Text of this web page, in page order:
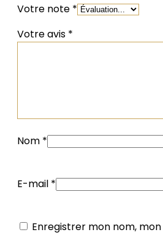
Votre note *
Votre avis *
Nom *
E-mail *
Enregistrer mon nom,